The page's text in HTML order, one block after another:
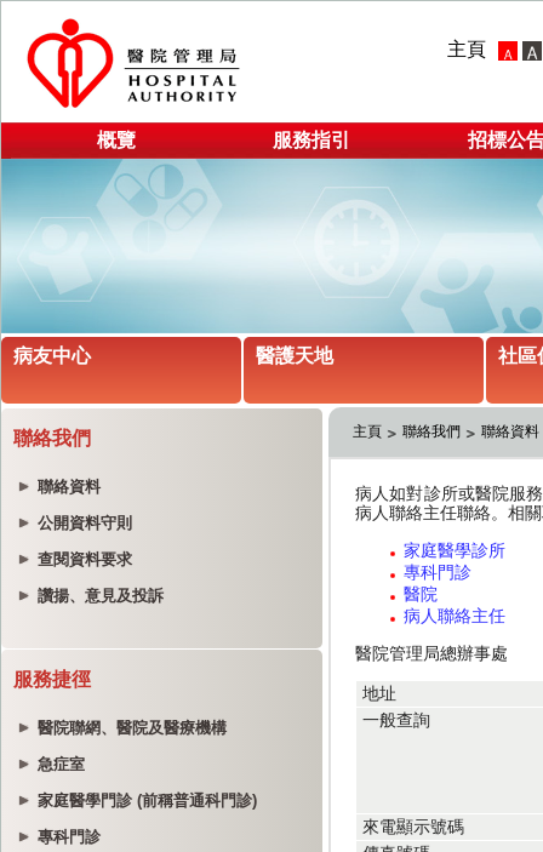
主頁
概覽 服務指引 招標公
病友中心 醫護天地 社區
聯絡我們
聯絡資料
公開資料守則
查閱資料要求
讚揚、意見及投訴
服務捷徑
醫院聯網、醫院及醫療機構
急症室
家庭醫學門診 (前稱普通科門診)
專科門診
主頁 聯絡我們 聯絡資料